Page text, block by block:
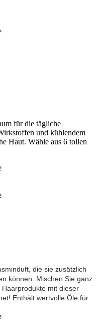
für die tägliche
und kühlendem
Haut. Wähle aus 6 tollen
die sie zusätzlich
können. Mischen Sie ganz
mit dieser
Enthält wertvolle Öle für